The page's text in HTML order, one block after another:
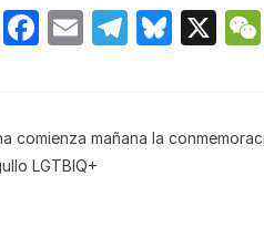
W F
e
b
E
T
gr
Bl
s
X
comienza mañana la
LGTBIQ+